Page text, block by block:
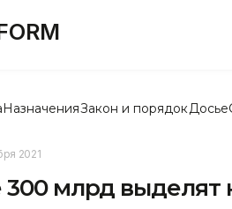
НазначенияЗакон и порядок Досье
2021
300 млрд выделят